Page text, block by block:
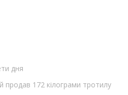
дня
продав 172 кілограми тротилу